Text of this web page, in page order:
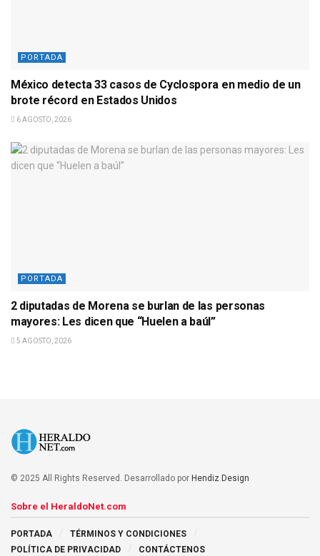
PORTADA
México detecta 33 casos de Cyclospora en medio de un
brote récord en Estados Unidos
6 AGOSTO, 2026
PORTADA
2 diputadas de Morena se burlan de las personas
mayores: Les dicen que “Huelen a baúl”
5 AGOSTO, 2026
© 2025 All Rights Reserved. Desarrollado por Hendiz Design
Sobre el HeraldoNet.com
PORTADA
TÉRMINOS Y CONDICIONES
POLÍTICA DE PRIVACIDAD
CONTÁCTENOS